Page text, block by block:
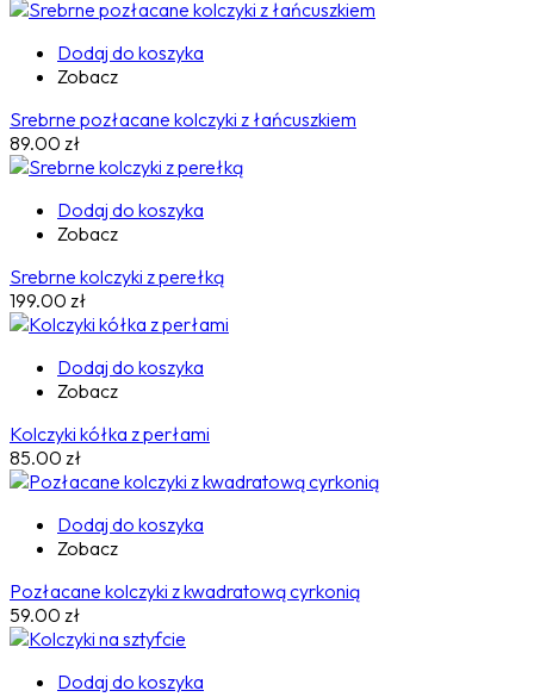
Dodaj do koszyka
Zobacz
Srebrne pozłacane kolczyki z łańcuszkiem
89.00 zł
Dodaj do koszyka
Zobacz
Srebrne kolczyki z perełką
199.00 zł
Dodaj do koszyka
Zobacz
Kolczyki kółka z perłami
85.00 zł
Dodaj do koszyka
Zobacz
Pozłacane kolczyki z kwadratową cyrkonią
59.00 zł
Dodaj do koszyka